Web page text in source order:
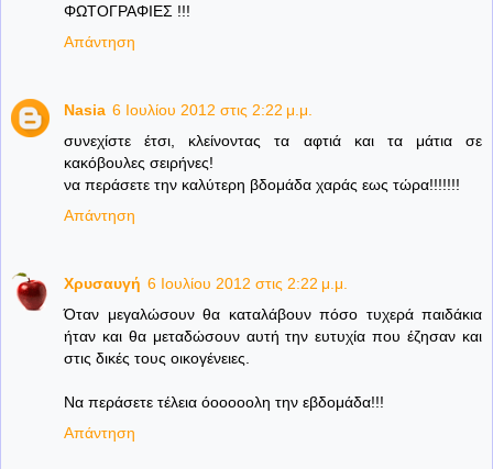
ΦΩΤΟΓΡΑΦΙΕΣ !!!
Απάντηση
Nasia 6 Ιουλίου 2012 στις 2:22 μ.μ.
συνεχίστε έτσι, κλείνοντας τα αφτιά και τα μάτια σε
κακόβουλες σειρήνες!
να περάσετε την καλύτερη βδομάδα χαράς εως τώρα!!!!!!!
Απάντηση
Χρυσαυγή 6 Ιουλίου 2012 στις 2:22 μ.μ.
Όταν μεγαλώσουν θα καταλάβουν πόσο τυχερά παιδάκια
ήταν και θα μεταδώσουν αυτή την ευτυχία που έζησαν και
στις δικές τους οικογένειες.
Να περάσετε τέλεια όοοοοολη την εβδομάδα!!!
Απάντηση